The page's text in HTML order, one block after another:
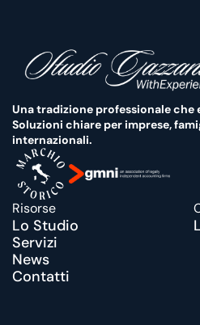
Una tradizione professionale che
Soluzioni chiare per imprese,
internazionali.
Risorse
Lo Studio
Servizi
News
Contatti